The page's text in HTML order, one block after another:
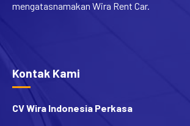
mengatasnamakan Wira Rent Car.
Kontak Kami
CV Wira Indonesia Perkasa